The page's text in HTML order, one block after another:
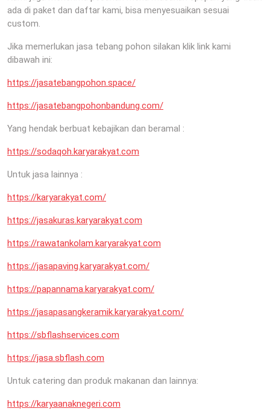
ada di paket dan daftar kami, bisa menyesuaikan sesuai
custom.
Jika memerlukan jasa tebang pohon silakan klik link kami
dibawah ini:
https://jasatebangpohon.space/
https://jasatebangpohonbandung.com/
Yang hendak berbuat kebajikan dan beramal :
https://sodaqoh.karyarakyat.com
Untuk jasa lainnya :
https://karyarakyat.com/
https://jasakuras.karyarakyat.com
https://rawatankolam.karyarakyat.com
https://jasapaving.karyarakyat.com/
https://papannama.karyarakyat.com/
https://jasapasangkeramik.karyarakyat.com/
https://sbflashservices.com
https://jasa.sbflash.com
Untuk catering dan produk makanan dan lainnya:
https://karyaanaknegeri.com